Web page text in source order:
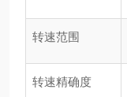
转速范围
转速精确度